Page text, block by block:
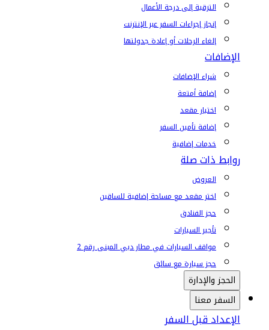
الترقية إلى درجة الأعمال
إنجاز إجراءات السفر عبر الإنترنت
إلغاء الرحلات أو إعادة جدولتها
الإضافات
شراء الإضافات
إضافة أمتعة
اختيار مقعد
إضافة تأمين السفر
خدمات إضافية
روابط ذات صلة
العروض
اختر مقعد مع مساحة إضافية للساقين
حجز الفنادق
تأجير السيارات
مواقف السيارات في مطار دبي المبنى رقم 2
حجز سيارة مع سائق
الحجز والإدارة
السفر معنا
الإعداد قبل السفر